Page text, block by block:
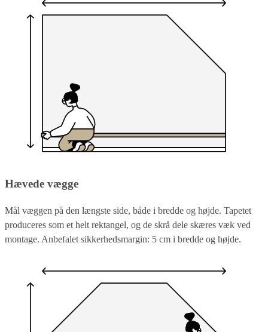
Hævede vægge
Mål væggen på den længste side, både i bredde og højde. Tapetet
produceres som et helt rektangel, og de skrå dele skæres væk ved
montage. Anbefalet sikkerhedsmargin: 5 cm i bredde og højde.